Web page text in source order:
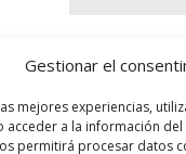
Gestionar el
mejores experiencias,
acceder a la información
permitirá procesar datos
logo SID